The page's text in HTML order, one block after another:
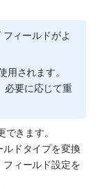
ィールドがよ
用されます。
必要に応じて重
きます。
ドタイプを変換
ィールド設定を